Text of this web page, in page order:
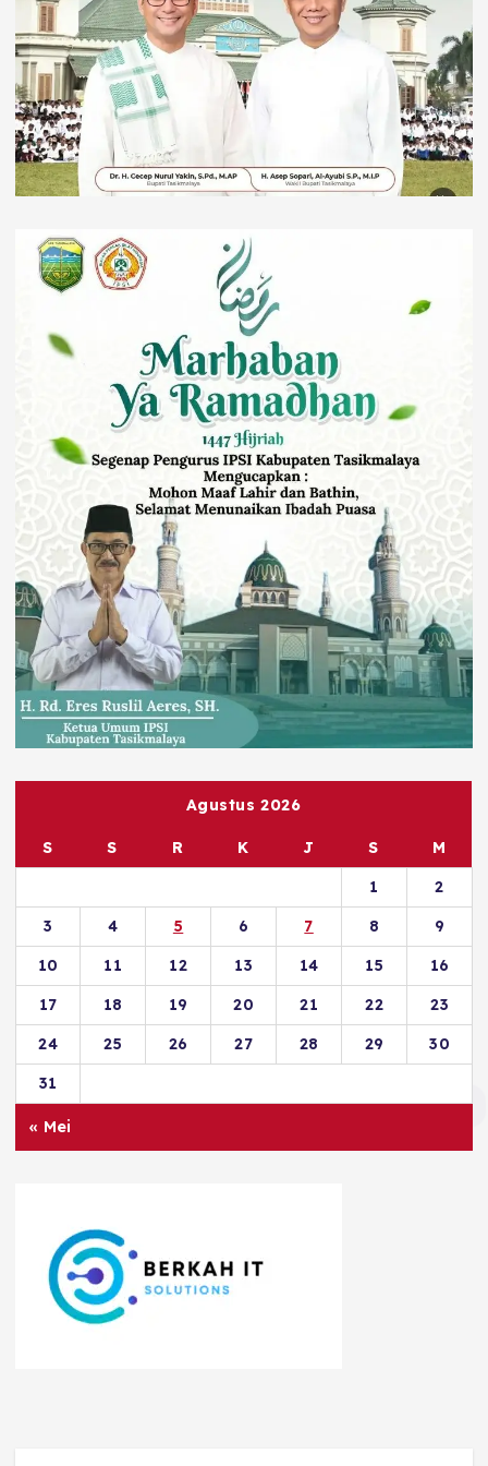
Agustus 2026
S S R K J S
M
1
2
3
4 5 6 7 8
9
10
11 12 13 14 15
16
17
18 19 20 21 22
23
24
25 26 27 28 29
30
31
« Mei